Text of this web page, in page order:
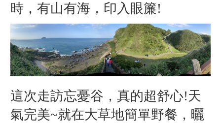
時，有山有海，印入眼簾!
這次走訪忘憂谷，真的超舒心!天
氣完美~就在大草地簡單野餐，曬